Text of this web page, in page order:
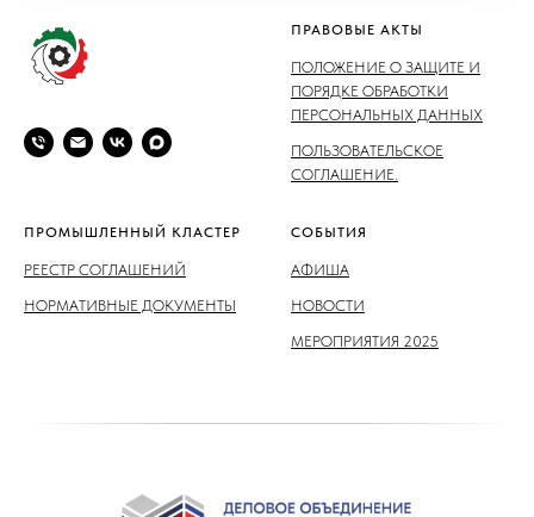
ПРАВОВЫЕ АКТЫ
ПОЛОЖЕНИЕ О ЗАЩИТЕ И
ПОРЯДКЕ ОБРАБОТКИ
ПЕРСОНАЛЬНЫХ ДАННЫХ
ПОЛЬЗОВАТЕЛЬСКОЕ
СОГЛАШЕНИЕ.
ПРОМЫШЛЕННЫЙ КЛАСТЕР
РЕЕСТР СОГЛАШЕНИЙ
НОРМАТИВНЫЕ ДОКУМЕНТЫ
СОБЫТИЯ
АФИША
НОВОСТИ
МЕРОПРИЯТИЯ 2025